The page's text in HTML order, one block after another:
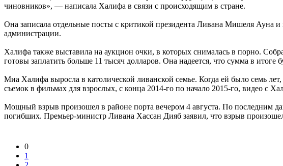
чиновников», — написала Халифа в связи с происходящим в стране.
Она записала отдельные посты с критикой президента Ливана Мишеля Ауна
администрации.
Халифа также выставила на аукцион очки, в которых снималась в порно.
готовы заплатить больше 11 тысяч долларов. Она надеется, что сумма в итоге
Миа Халифа выросла в католической ливанской семье. Когда ей было семь
съемок в фильмах для взрослых, с конца 2014-го по начало 2015-го, видео с
Мощный взрыв произошел в районе порта вечером 4 августа. По последним
погибших. Премьер-министр Ливана Хассан Дияб заявил, что взрыв
0
1